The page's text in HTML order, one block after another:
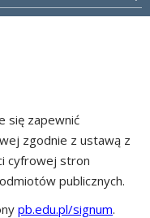
się zapewnić
zgodnie z ustawą z
cyfrowej stron
publicznych.
pb.edu.pl/signum.